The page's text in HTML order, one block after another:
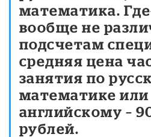
математика.
вообще не
подсчетам
средняя цена
занятия по
математике или
английскому –
рублей.